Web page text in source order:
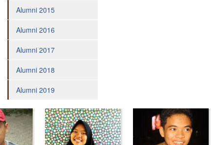
Adviser
Administration
Staff
Siswa
Baru
Extracurricular
Alumni 2015
Alumni 2016
Alumni 2017
Alumni 2018
Alumni 2019